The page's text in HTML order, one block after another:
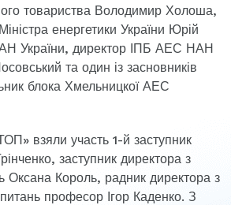
товариства Володимир Холоша,
енергетики України Юрій
України, директор ІПБ АЕС НАН
та один із засновників
блока Хмельницкої АЕС
взяли участь 1-й заступник
заступник директора з
Оксана Король, радник директора з
професор Ігор Каденко. З